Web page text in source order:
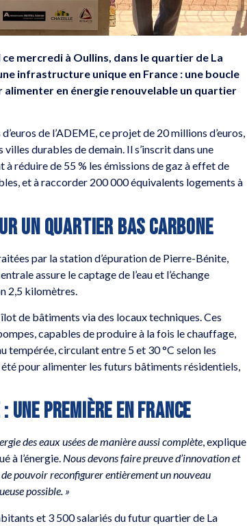
mercredi à Oullins, dans le quartier de La
infrastructure unique en France : une boucle
alimenter en énergie renouvelable un quartier
de l’ADEME, ce projet de 20 millions d’euros,
durables de demain. Il s’inscrit dans une
réduire de 55 % les émissions de gaz à effet de
et à raccorder 200 000 équivalents logements à
UN QUARTIER BAS CARBONE
par la station d’épuration de Pierre-Bénite,
assure le captage de l’eau et l’échange
2,5 kilomètres.
de bâtiments via des locaux techniques. Ces
capables de produire à la fois le chauffage,
tempérée, circulant entre 5 et 30 °C selon les
pour alimenter les futurs bâtiments résidentiels,
PREMIÈRE EN FRANCE
des eaux usées de manière aussi complète, explique
à l’énergie. Nous devons faire preuve d’innovation et
pouvoir reconfigurer entièrement un nouveau
possible. »
et 3 500 salariés du futur quartier de La